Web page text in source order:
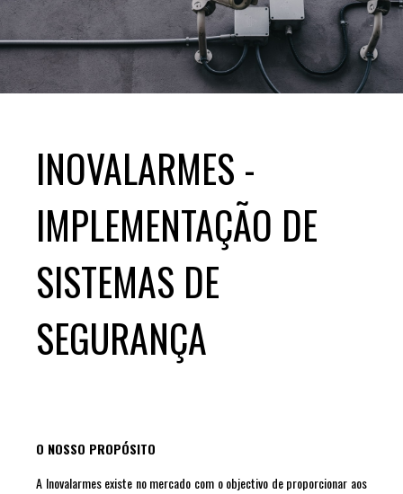
INOVALARMES -
IMPLEMENTAÇÃO DE
SISTEMAS DE
SEGURANÇA
O NOSSO PROPÓSITO
A Inovalarmes existe no mercado com o objectivo de proporcionar aos